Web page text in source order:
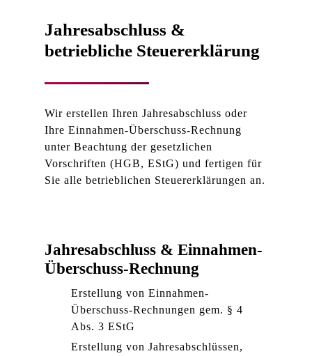
Jahresabschluss &
betriebliche Steuererklärung
Wir erstellen Ihren Jahresabschluss oder
Ihre Einnahmen-Überschuss-Rechnung
unter Beachtung der gesetzlichen
Vorschriften (HGB, EStG) und fertigen für
Sie alle betrieblichen Steuererklärungen an.
Jahresabschluss & Einnahmen-
Überschuss-Rechnung
Erstellung von Einnahmen-
Überschuss-Rechnungen gem. § 4
Abs. 3 EStG
Erstellung von Jahresabschlüssen,